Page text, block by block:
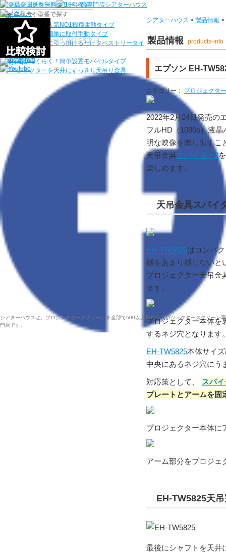
シアターハウス > 製品情報 >
製品情報 products-info
エプソン EH-
カテゴリー： プロジェクタ
2022年2月24日発売の
フルHD（1080p）液
明な映像を映し出すこ
天吊金具スパイダー2
楽しめます。
天吊金具スパイ
EH-TW5825はコンパ
感をあまり感じないと
プロジェクター天吊金
ます。
プロジェクター本体を
するネジ穴となります
EH-TW5825本体サイ
中央にあるネジ穴にう
対応策として、
スパ
プレートとアームを固
プロジェクター本体に
アーム部分をプロジェ
EH-TW5825天
最後にシャフトを天井
機種から選ぶ
シアターハウス人気NO1機種電動タイプ
電源工事なしで簡単に取付手動タイプ
ネジ付きフックに引っ掛けるだけタペストリータイ
プ
持ち運びらくらく！簡単設置モバイルタイプ
プロジェクターを天井にすっきり 天吊り金具
〒910-0122 福井県福井市石盛町613
シアターハウスは、プロジェクタースクリーンを全部で500以上取扱うプロジェクタースクリーン専
門店です。